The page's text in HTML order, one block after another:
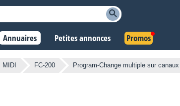
Annuaires Petites annonces Promos
FC-200 Program-Change multiple sur